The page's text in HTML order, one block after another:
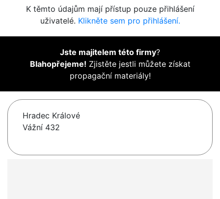
K těmto údajům mají přístup pouze přihlášení
uživatelé. Klikněte sem pro přihlášení.
Jste majitelem této firmy?
Blahopřejeme! Zjistěte jestli můžete získat
propagační materiály!
Hradec Králové
Vážní 432